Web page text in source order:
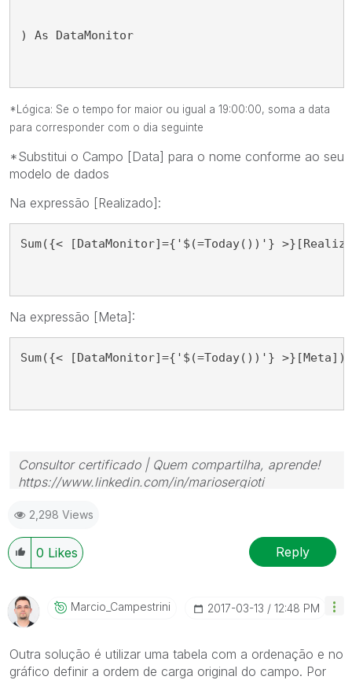
) As DataMonitor
*Lógica: Se o tempo for maior ou igual a 19:00:00, soma a data
para corresponder com o dia seguinte
*Substitui o Campo [Data] para o nome conforme ao seu
modelo de dados
Na expressão [Realizado]:
Sum({< [DataMonitor]={'$(=Today())'}
Na expressão [Meta]:
Sum({< [DataMonitor]={'$(=Today())'} >}[Meta])
Consultor certificado | Quem compartilha, aprende!
https://www.linkedin.com/in/mariosergioti
2,298 Views
0 Likes Reply
Marcio_CampestrIni ‎2017-03-13 12:48 PM
Outra solução é utilizar uma tabela com a ordenação e no
gráfico definir a ordem de carga original do campo. Por